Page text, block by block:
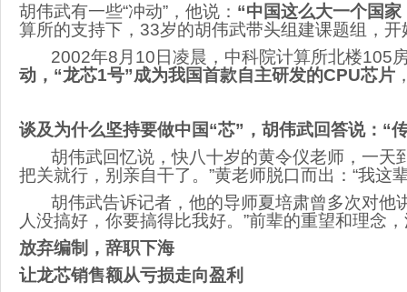
胡伟武有一些“冲动”，他说： “中国这么大一个国
算所的支持下，33岁的胡伟武带头组建课题组，
2002年8月10日凌晨，中科院计算所北楼105
动，“龙芯1号”成为我国首款自主研发的CPU芯片
谈及为什么坚持要做中国“芯”，胡伟武回答说：“
胡伟武回忆说，快八十岁的黄令仪老师，一天
把关就行，别亲自干了。”黄老师脱口而出：“我这
胡伟武告诉记者，他的导师夏培肃曾多次对他
人没搞好，你要搞得比我好。”前辈的重望和理念
放弃编制，辞职下海
让龙芯销售额从亏损走向盈利